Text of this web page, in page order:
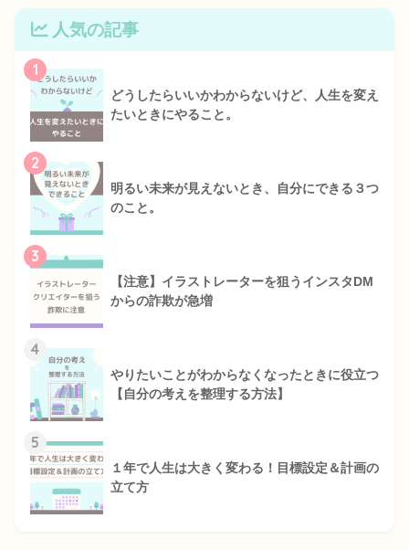
人気の記事
1
どうしたらいいかわからないけど、人生を変え
たいときにやること。
2
明るい未来が見えないとき、自分にできる３つ
のこと。
3
【注意】イラストレーターを狙うインスタDM
からの詐欺が急増
4
やりたいことがわからなくなったときに役立つ
【自分の考えを整理する方法】
5
１年で人生は大きく変わる！目標設定＆計画の
立て方